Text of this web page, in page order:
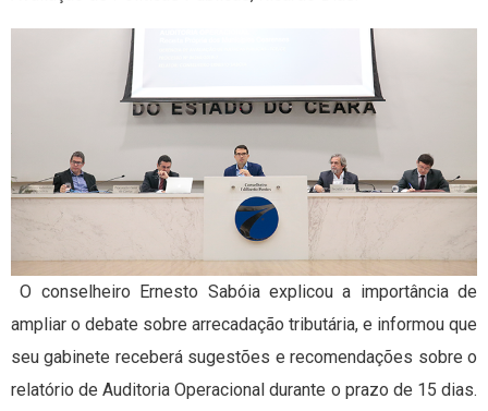
O conselheiro Ernesto Sabóia explicou a importância de
ampliar o debate sobre arrecadação tributária, e informou que
seu gabinete receberá sugestões e recomendações sobre o
relatório de Auditoria Operacional durante o prazo de 15 dias.